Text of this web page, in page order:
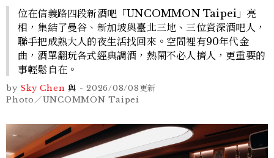
位在信義路四段新酒吧「UNCOMMON Taipei」亮
相，集結了曼谷、新加坡與臺北三地、三位資深酒吧人，
聯手把成熟大人的夜生活找回來。空間裡有90年代金
曲，酒單翻玩各式經典調酒，熱鬧不必人擠人，更重要的
事輕鬆自在。
by Sky Chen 與 - 2026/08/08更新
Photo／UNCOMMON Taipei